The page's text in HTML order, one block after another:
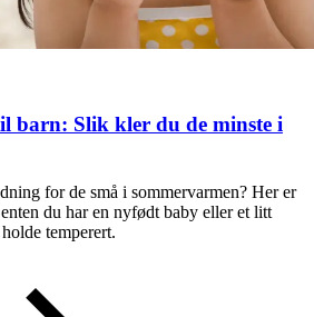
barn: Slik kler du de minste i
for de små i sommervarmen? Her er
du har en nyfødt baby eller et litt
temperert.